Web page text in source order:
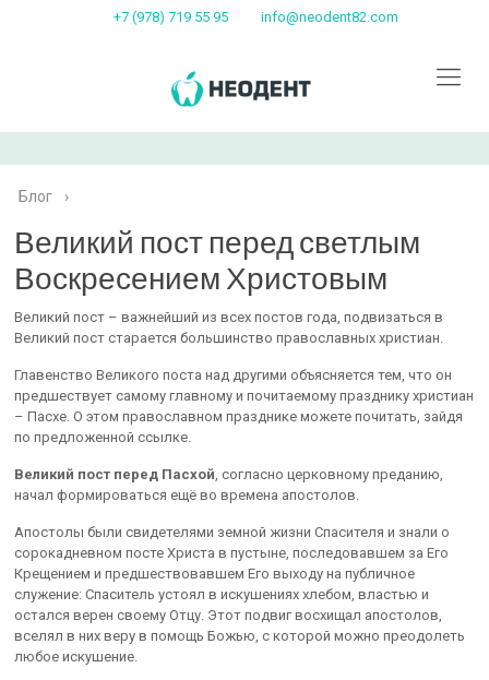
+7 (978) 719 55 95 info@neodent82.com
Блог ›
Великий пост перед светлым
Воскресением Христовым
Великий пост – важнейший из всех постов года, подвизаться в
Великий пост старается большинство православных христиан.
Главенство Великого поста над другими объясняется тем, что он
предшествует самому главному и почитаемому празднику христиан
– Пасхе. О этом православном празднике можете почитать, зайдя
по предложенной ссылке.
Великий пост перед Пасхой, согласно церковному преданию,
начал формироваться ещё во времена апостолов.
Апостолы были свидетелями земной жизни Спасителя и знали о
сорокадневном посте Христа в пустыне, последовавшем за Его
Крещением и предшествовавшем Его выходу на публичное
служение: Спаситель устоял в искушениях хлебом, властью и
остался верен своему Отцу. Этот подвиг восхищал апостолов,
вселял в них веру в помощь Божью, с которой можно преодолеть
любое искушение.